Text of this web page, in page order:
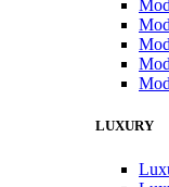
LUXURY